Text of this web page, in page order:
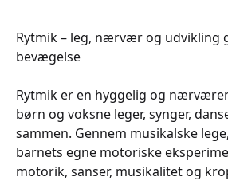
Rytmik – leg, nærvær og udvikling
bevægelse
Rytmik er en hyggelig og
børn og voksne leger, synger,
sammen. Gennem musikalske
barnets egne motoriske
motorik, sanser, musikalitet og